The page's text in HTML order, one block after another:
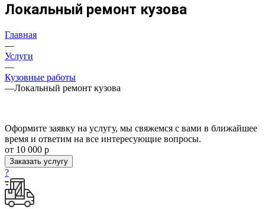
Локальный ремонт кузова
Главная
—
Услуги
—
Кузовные работы
—Локальный ремонт кузова
Оформите заявку на услугу, мы свяжемся с вами в ближайшее
время и ответим на все интересующие вопросы.
от 10 000 р
Заказать услугу
?